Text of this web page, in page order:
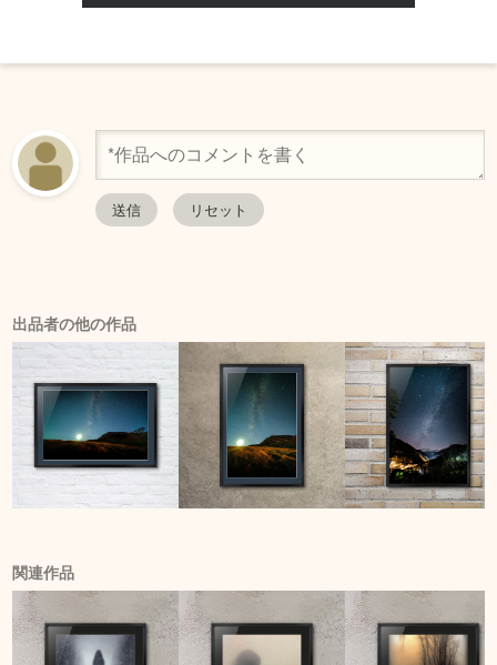
出品者の他の作品
関連作品